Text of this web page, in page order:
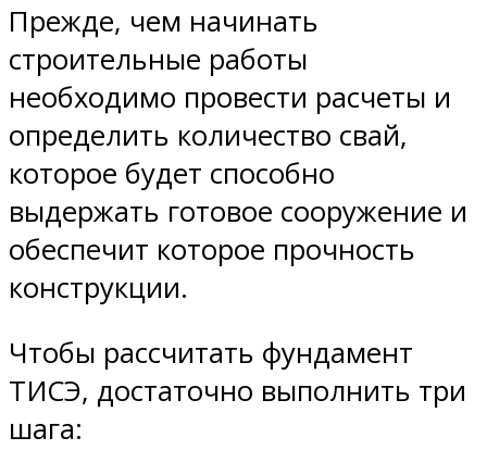
Прежде, чем начинать
строительные работы
необходимо провести расчеты и
определить количество свай,
которое будет способно
выдержать готовое сооружение и
обеспечит которое прочность
конструкции.
Чтобы рассчитать фундамент
ТИСЭ, достаточно выполнить три
шага: